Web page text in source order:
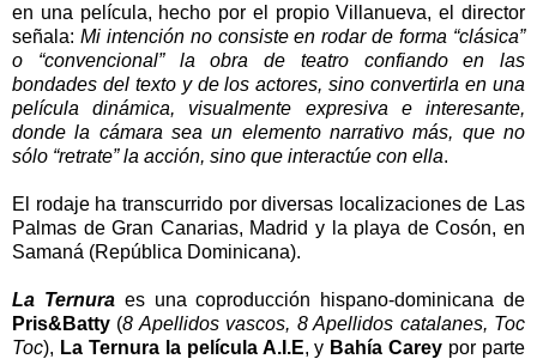
en una película, hecho por el propio Villanueva, el director
señala: Mi intención no consiste en rodar de forma “clásica”
o “convencional” la obra de teatro confiando en las
bondades del texto y de los actores, sino convertirla en una
película dinámica, visualmente expresiva e interesante,
donde la cámara sea un elemento narrativo más, que no
sólo “retrate” la acción, sino que interactúe con ella.
El rodaje ha transcurrido por diversas localizaciones de Las
Palmas de Gran Canarias, Madrid y la playa de Cosón, en
Samaná (República Dominicana).
La Ternuraes una coproducción hispano-dominicana de
Pris&Batty (8 Apellidos vascos, 8 Apellidos catalanes, Toc
Toc), La Ternura la película A.I.E, y Bahía Carey por parte